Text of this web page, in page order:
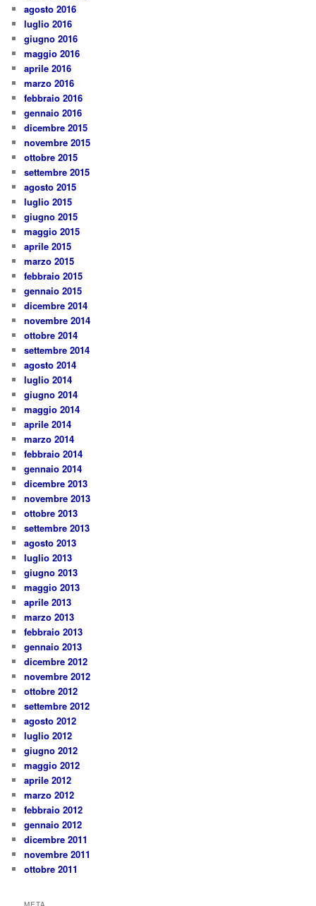
agosto 2016
luglio 2016
giugno 2016
maggio 2016
aprile 2016
marzo 2016
febbraio 2016
gennaio 2016
dicembre 2015
novembre 2015
ottobre 2015
settembre 2015
agosto 2015
luglio 2015
giugno 2015
maggio 2015
aprile 2015
marzo 2015
febbraio 2015
gennaio 2015
dicembre 2014
novembre 2014
ottobre 2014
settembre 2014
agosto 2014
luglio 2014
giugno 2014
maggio 2014
aprile 2014
marzo 2014
febbraio 2014
gennaio 2014
dicembre 2013
novembre 2013
ottobre 2013
settembre 2013
agosto 2013
luglio 2013
giugno 2013
maggio 2013
aprile 2013
marzo 2013
febbraio 2013
gennaio 2013
dicembre 2012
novembre 2012
ottobre 2012
settembre 2012
agosto 2012
luglio 2012
giugno 2012
maggio 2012
aprile 2012
marzo 2012
febbraio 2012
gennaio 2012
dicembre 2011
novembre 2011
ottobre 2011